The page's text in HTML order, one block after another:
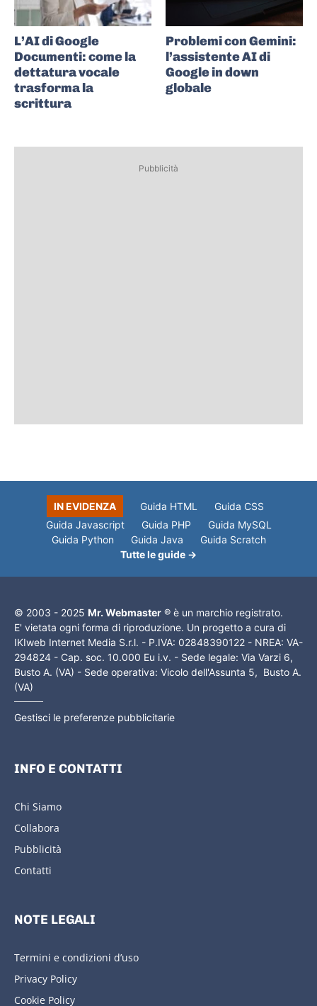
L’AI di Google
Documenti: come la
dettatura vocale
trasforma la
scrittura
Problemi con Gemini:
l’assistente AI di
Google in down
globale
Pubblicità
IN EVIDENZA Guida HTML
Guida CSS
Guida Javascript
Guida PHP
Guida MySQL
Guida Python
Guida Java
Guida Scratch
Tutte le guide →
© 2003 - 2025 Mr. Webmaster ® è un marchio registrato.
E' vietata ogni forma di riproduzione. Un progetto a cura di
IKIweb Internet Media S.r.l. - P.IVA: 02848390122 - NREA: VA-
294824 - Cap. soc. 10.000 Eu i.v. - Sede legale: Via Varzi 6,
Busto A. (VA) - Sede operativa: Vicolo dell'Assunta 5, Busto A.
(VA)
Gestisci le preferenze pubblicitarie
INFO E CONTATTI
Chi Siamo
Collabora
Pubblicità
Contatti
NOTE LEGALI
Termini e condizioni d’uso
Privacy Policy
Cookie Policy